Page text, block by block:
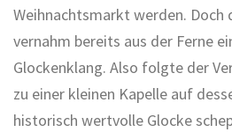
Weihnachtsmarkt werden. Doch
vernahm bereits aus der Ferne
Glockenklang. Also folgte der
zu einer kleinen Kapelle auf
historisch wertvolle Glocke